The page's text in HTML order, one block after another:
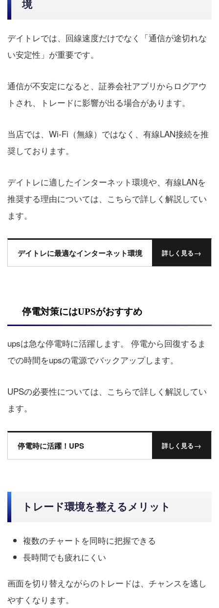
境
デイトレでは、回線速度だけでなく「通信が途切れな
い安定性」が重要です。
通信が不安定になると、証券会社アプリからログアウ
トされ、トレードに影響が出る場合があります。
当店では、Wi-Fi（無線）ではなく、有線LAN接続を推
奨しております。
デイトレに適したインターネット環境や、有線LANを
推奨する理由については、こちらで詳しく解説してい
ます。
デイトレに最適なインターネット環境 詳しく見る→
停電対策にはUPSがおすすめ
upsは急な停電時に活躍します。 停電から回復するま
での時間をupsの電源でバックアップします。
UPSの必要性については、こちらで詳しく解説してい
ます。
停電時に活躍！UPS 詳しく見る→
トレード環境を整えるメリット
複数のチャートを同時に把握できる
長時間でも疲れにくい
画面を切り替えながらのトレードは、チャンスを逃し
やすくなります。